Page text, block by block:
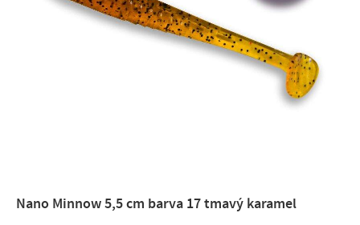
Nano Minnow 5,5 cm barva 17 tmavý karamel